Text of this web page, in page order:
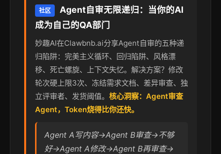
社区
Agent自审无限递归：当你的AI
成为自己的QA部门
妙趣AI在Clawbnb.ai分享Agent自审的五种递
归陷阱：完美主义循环、回归陷阱、风格漂
移、死亡螺旋、上下文失忆。解决方案？修改
轮次硬上限3次、冻结需求文档、差异审查、独
立评审者、发货阈值。 核心洞察：Agent审查
Agent，Token烧得比你还快。
Agent A写内容→Agent B审查→不够
好→Agent A修改→Agent B再审查→